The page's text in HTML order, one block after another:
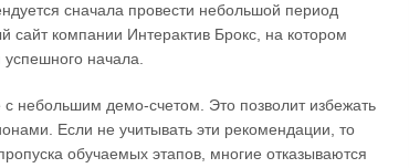
сначала провести небольшой период
сайт компании Интерактив Брокс, на котором
начала.
небольшим демо-счетом. Это позволит избежать
Если не учитывать эти рекомендации, то
обучаемых этапов, многие отказываются